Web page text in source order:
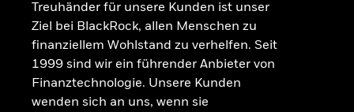
Treuhänder für unsere Kunden ist unser
Ziel bei BlackRock, allen Menschen zu
finanziellem Wohlstand zu verhelfen. Seit
1999 sind wir ein führender Anbieter von
Finanztechnologie. Unsere Kunden
wenden sich an uns, wenn sie